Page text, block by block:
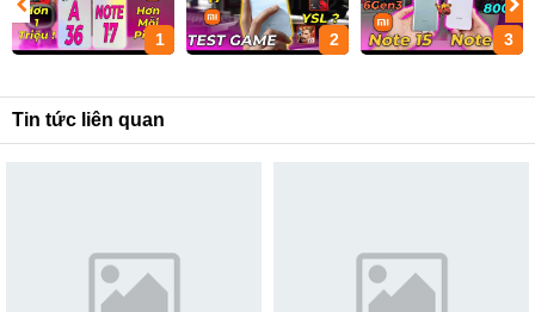
1 2 3
Tin tức liên quan